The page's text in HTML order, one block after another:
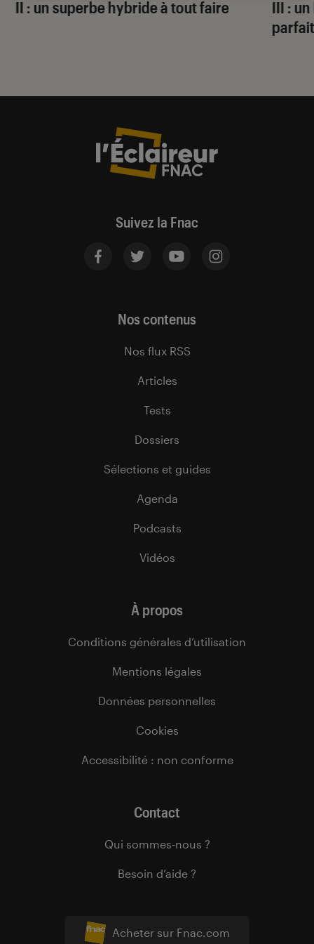
II : un superbe hybride à tout faire
III :
Suivez la Fnac
Acheter sur Fnac.com
Nos contenus
Nos flux RSS
Articles
Tests
Dossiers
Sélections et guides
Agenda
Podcasts
Vidéos
À propos
Conditions générales d’utilisation
Mentions légales
Données personnelles
Cookies
Accessibilité : non conforme
Contact
Qui sommes-nous ?
Besoin d’aide ?